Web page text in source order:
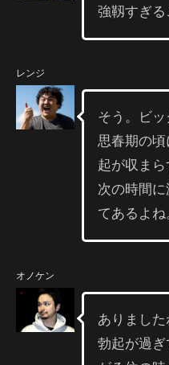
強靱すぎる
レンジ
そう。ビッ
思春期の
起が収まら
次の時間
てあるよね
オノケン
ありました
勃起が過